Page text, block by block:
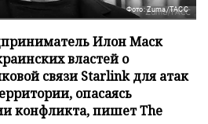
Фото: Zuma/ТАСС
Илон Маск
властей о
связи Starlink для атак
опасаясь
конфликта, пишет The